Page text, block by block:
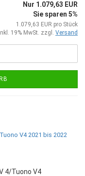
Nur 1.079,63 EUR
Sie sparen 5%
1.079,63 EUR pro Stück
19% MwSt. zzgl. Versand
4/Tuono V4